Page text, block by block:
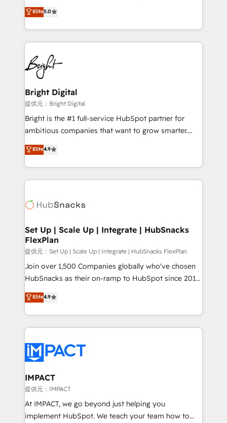
Growth-Driven Design Agency of the Year 🏆2016
Sales Enablement HubSpot Impact Award 🏆2015
HubSpot COS Performance Award 🏆2014 HubSpot
COS Design Award 🏆2013 HubSpot Marketplace
Partner 📆Founded in 1997
and nonprofits — to streamline operations, scale
revenue, and unlock the full potential of HubSpot.
With deep technical and industry expertise, we fuse
automation, integration, and AI innovation to deliver
lasting impact. We specialize in: • Turnkey and end-
to-end HubSpot implementations • Onboarding for
Sales, Service, Marketing & Content Hubs • AI voice
and chat agents, predictive automation, and smart
workflows • Salesforce + HubSpot integration •
RevOps and AI-driven sales enablement • Website
design and CMS development • ERP integration: SAP,
and CRM migration from any platform •
Client/member portals built on HubSpot • Custom
WooCommerce, BuilderTrend, and more Experience
the difference — reach out to see how AI + HubSpot
Elite5.0
Bright Digital
提供元：Bright Digital
Bright is the #1 full-service HubSpot partner for
ambitious companies that want to grow smarter.
From HubSpot onboarding, to training, from
developing a new website to lead generation and
digital marketing; we do it all (and with great
results)! In short, our services include: - HubSpot
HubSpot development: websites, custom modules,
marketing, advertising, campaigns, content and
design We connect people, data and technology to
improve customer experiences. With our bright
people, exciting ideas and can-do mentality, we
ensure revenue growth on a daily basis. So tell us
team of 100+ experts is ready for you! Driving digital
growth | www.brightdigital.com
Elite4.9
Set Up | Scale Up | Integrate | HubSnacks
FlexPlan
提供元：Set Up | Scale Up | Integrate | HubSnacks FlexPlan
Join over 1,500 Companies globally who've chosen
HubSnacks as their on-ramp to HubSpot since 2014
Simple pay-as-you-go plans that accelerate value...
1️⃣ Set Up | Onboarding New or Check-fixing existing
HubSpot portals 2️⃣ Scale Up | 100% HubSpot Task
Execution... Global 24/7 ... All Experts 3️⃣ Integrate |
Slash months from your API Integration project... ⬅️
Click "Contact Business" ⬅️ to access 150+ Kickstart
Integration templates that put HubSpot in the center
of your tech stack, syncing... 🛍️ Shopify or
WooCommerce 💲 Stripe or Paypal 💰 Sage or
Netsuite 🤖 Google or Microsoft ✍️ DocuSign or
Elite4.9
IMPACT
提供元：IMPACT
At IMPACT, we go beyond just helping you
implement HubSpot. We teach your team how to